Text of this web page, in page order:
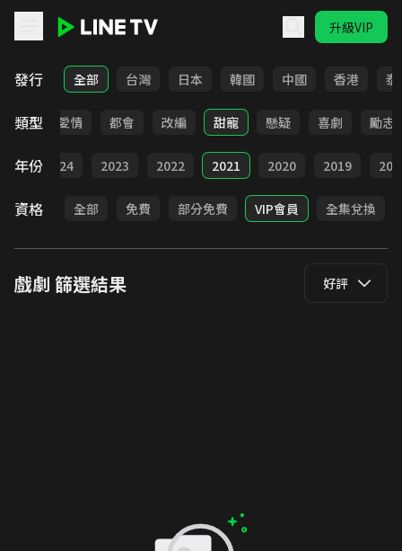
升級VIP
LINE TV - 戲劇
發行 全部 台灣 日本 韓國 中國 香港 泰
類型
古裝 愛情 都會 改編 甜寵 懸疑 喜劇 勵志
年份 2024 2023 2022 2021 2020 2019
資格 全部 免費 部分免費 VIP會員 全集兌換
戲劇 篩選結果 好評